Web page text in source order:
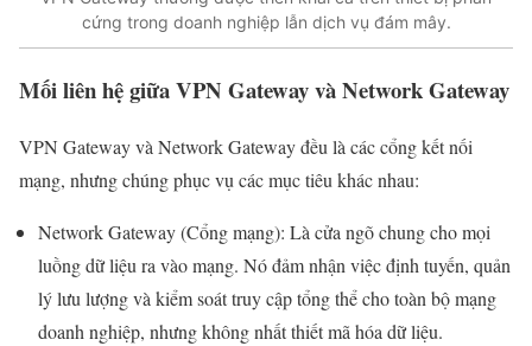
cứng trong doanh nghiệp lẫn dịch vụ đám mây.
Mối liên hệ giữa VPN Gateway và Network Gateway
VPN Gateway và Network Gateway đều là các cổng kết nối
mạng, nhưng chúng phục vụ các mục tiêu khác nhau:
Network Gateway (Cổng mạng): Là cửa ngõ chung cho mọi
luồng dữ liệu ra vào mạng. Nó đảm nhận việc định tuyến, quản
lý lưu lượng và kiểm soát truy cập tổng thể cho toàn bộ mạng
doanh nghiệp, nhưng không nhất thiết mã hóa dữ liệu.